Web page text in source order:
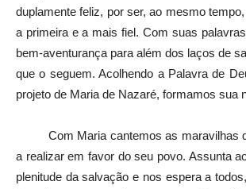
duplamente feliz, por ser, ao mesmo
a primeira e a mais fiel. Com suas
bem-aventurança para além dos laços de
que o seguem. Acolhendo a Palavra de
projeto de Maria de Nazaré, formamos sua
Com Maria cantemos as maravilhas
a realizar em favor do seu povo. Assunta
plenitude da salvação e nos espera a